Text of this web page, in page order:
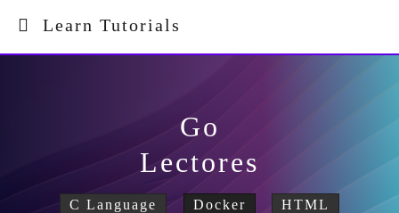
Learn Tutorials
Go
Lectores
C Language Docker HTML